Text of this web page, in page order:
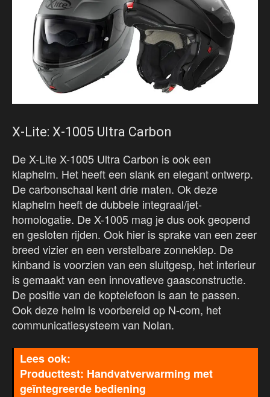
X-Lite: X-1005 Ultra Carbon
De X-Lite X-1005 Ultra Carbon is ook een
klaphelm. Het heeft een slank en elegant ontwerp.
De carbonschaal kent drie maten. Ok deze
klaphelm heeft de dubbele integraal/jet-
homologatie. De X-1005 mag je dus ook geopend
en gesloten rijden. Ook hier is sprake van een zeer
breed vizier en een verstelbare zonneklep. De
kinband is voorzien van een sluitgesp, het interieur
is gemaakt van een innovatieve gaasconstructie.
De positie van de koptelefoon is aan te passen.
Ook deze helm is voorbereid op N-com, het
communicatiesysteem van Nolan.
Producttest: Handvatverwarming met
geïntegreerde bediening